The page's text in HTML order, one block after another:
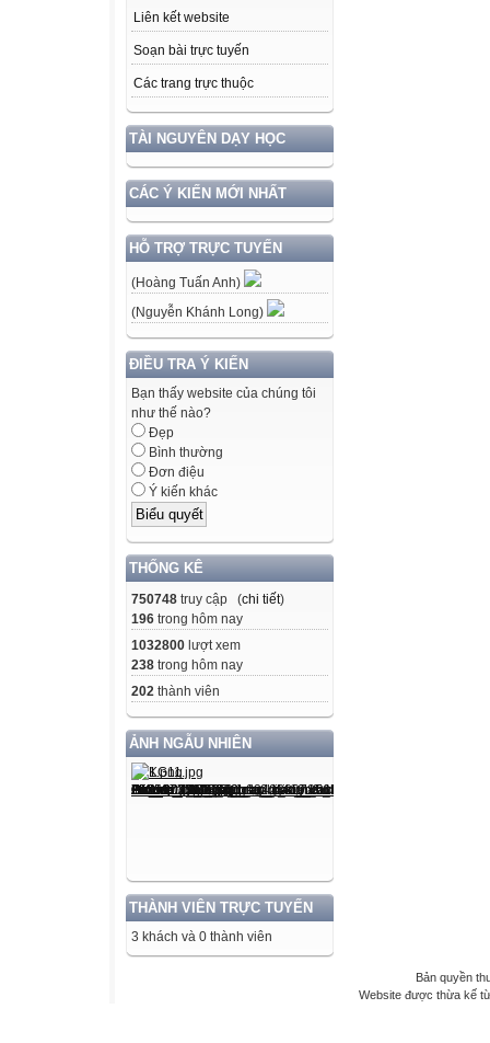
Liên kết website
Soạn bài trực tuyến
Các trang trực thuộc
TÀI NGUYÊN DẠY HỌC
CÁC Ý KIẾN MỚI NHẤT
HỖ TRỢ TRỰC TUYẾN
(Hoàng Tuấn Anh)
(Nguyễn Khánh Long)
ĐIỀU TRA Ý KIẾN
Bạn thấy website của chúng tôi
như thế nào?
Đẹp
Bình thường
Đơn điệu
Ý kiến khác
THỐNG KÊ
750748 truy cập (chi tiết)
196 trong hôm nay
1032800 lượt xem
238 trong hôm nay
202 thành viên
ẢNH NGẪU NHIÊN
THÀNH VIÊN TRỰC TUYẾN
3 khách và 0 thành viên
Bản quyền
Website được thừa kế